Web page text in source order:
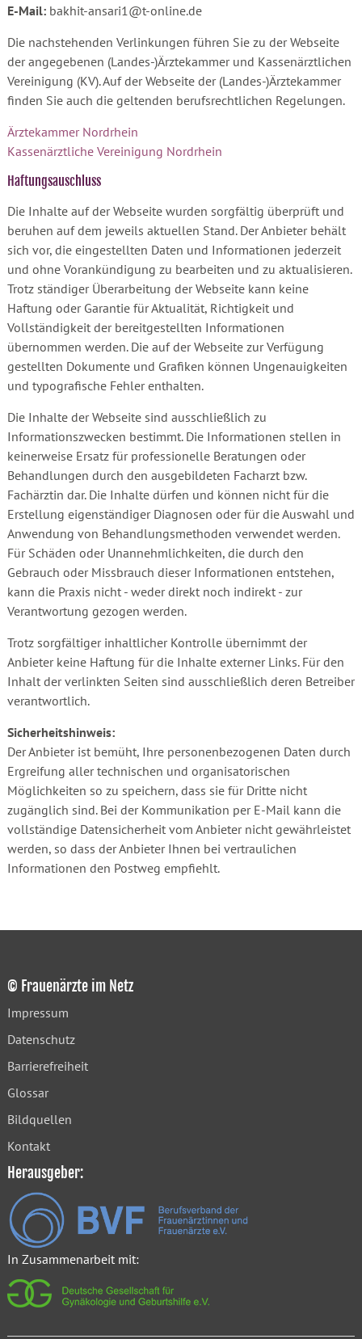
E-Mail:bakhit-ansari1@t-online.de
Die nachstehenden Verlinkungen führen Sie zu der Webseite
der angegebenen (Landes-)Ärztekammer und Kassenärztlichen
Vereinigung (KV). Auf der Webseite der (Landes-)Ärztekammer
finden Sie auch die geltenden berufsrechtlichen Regelungen.
Ärztekammer Nordrhein
Kassenärztliche Vereinigung Nordrhein
Haftungsauschluss
Die Inhalte auf der Webseite wurden sorgfältig überprüft und
beruhen auf dem jeweils aktuellen Stand. Der Anbieter behält
sich vor, die eingestellten Daten und Informationen jederzeit
und ohne Vorankündigung zu bearbeiten und zu aktualisieren.
Trotz ständiger Überarbeitung der Webseite kann keine
Haftung oder Garantie für Aktualität, Richtigkeit und
Vollständigkeit der bereitgestellten Informationen
übernommen werden. Die auf der Webseite zur Verfügung
gestellten Dokumente und Grafiken können Ungenauigkeiten
und typografische Fehler enthalten.
Die Inhalte der Webseite sind ausschließlich zu
Informationszwecken bestimmt. Die Informationen stellen in
keinerweise Ersatz für professionelle Beratungen oder
Behandlungen durch den ausgebildeten Facharzt bzw.
Fachärztin dar. Die Inhalte dürfen und können nicht für die
Erstellung eigenständiger Diagnosen oder für die Auswahl und
Anwendung von Behandlungsmethoden verwendet werden.
Für Schäden oder Unannehmlichkeiten, die durch den
Gebrauch oder Missbrauch dieser Informationen entstehen,
kann die Praxis nicht - weder direkt noch indirekt - zur
Verantwortung gezogen werden.
Trotz sorgfältiger inhaltlicher Kontrolle übernimmt der
Anbieter keine Haftung für die Inhalte externer Links. Für den
Inhalt der verlinkten Seiten sind ausschließlich deren Betreiber
verantwortlich.
Sicherheitshinweis:
Der Anbieter ist bemüht, Ihre personenbezogenen Daten durch
Ergreifung aller technischen und organisatorischen
Möglichkeiten so zu speichern, dass sie für Dritte nicht
zugänglich sind. Bei der Kommunikation per E-Mail kann die
vollständige Datensicherheit vom Anbieter nicht gewährleistet
werden, so dass der Anbieter Ihnen bei vertraulichen
Informationen den Postweg empfiehlt.
© Frauenärzte im Netz
Impressum
Datenschutz
Barrierefreiheit
Glossar
Bildquellen
Kontakt
Herausgeber:
In Zusammenarbeit mit: